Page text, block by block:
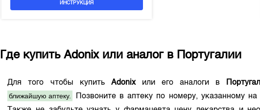
ИНСТРУКЦИЯ
Где купитьAdonixили аналог в Португалии
Для того чтобы купить Adonixили его аналоги в
ближайшую аптеку.
Позвоните в аптеку по номеру, указанному на